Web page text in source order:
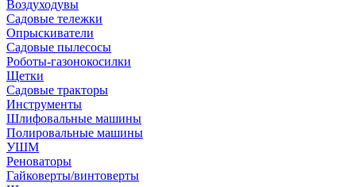
Воздуходувы
Садовые тележки
Опрыскиватели
Садовые пылесосы
Роботы-газонокосилки
Щетки
Садовые тракторы
Инструменты
Шлифовальные машины
Полировальные машины
УШМ
Реноваторы
Гайковерты/винтоверты